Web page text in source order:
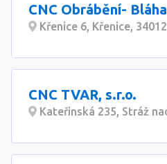
CNC Obrábění- Bláha
Křenice 6, Křenice, 34012
CNC TVAR, s.r.o.
Kateřinská 235, Stráž